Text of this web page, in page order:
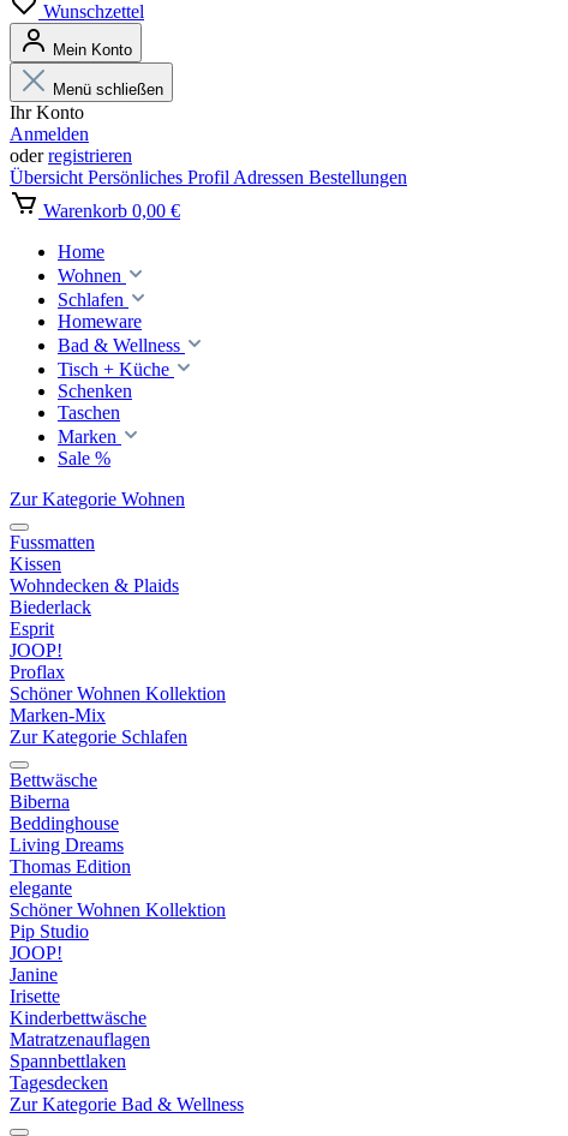
Wunschzettel
Mein Konto
Menü schließen
Ihr Konto
Anmelden
oderregistrieren
Übersicht Persönliches Profil Adressen Bestellungen
Warenkorb 0,00 €
Home
Wohnen
Schlafen
Homeware
Bad & Wellness
Tisch + Küche
Schenken
Taschen
Marken
Sale %
Zur Kategorie Wohnen
Fussmatten
Kissen
Wohndecken & Plaids
Biederlack
Esprit
JOOP!
Proflax
Schöner Wohnen Kollektion
Marken-Mix
Zur Kategorie Schlafen
Bettwäsche
Biberna
Beddinghouse
Living Dreams
Thomas Edition
elegante
Schöner Wohnen Kollektion
Pip Studio
JOOP!
Janine
Irisette
Kinderbettwäsche
Matratzenauflagen
Spannbettlaken
Tagesdecken
Zur Kategorie Bad & Wellness